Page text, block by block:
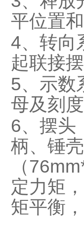
平位置
4、转向
起联接
5、示数
母及刻
6、摆头
柄、锤
（
定力矩
矩平衡